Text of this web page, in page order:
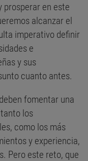
prosperar en este
alcanzar el
imperativo definir
e
y sus
cuanto antes.
fomentar una
los
como los más
y experiencia,
Pero este reto, que